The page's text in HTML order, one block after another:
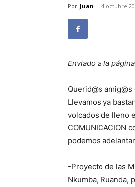
Por Juan - 4 octubre
Enviado a la
Querid@s
Llevamos ya
volcados de lleno
COMUNICACION
podemos
-Proyecto de las
Nkumba, Ruanda,